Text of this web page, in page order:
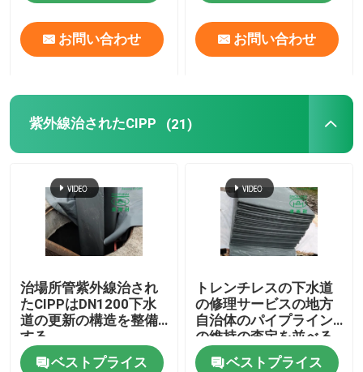
ウォーター ジェットのクリーニングのノズル
膨らませられるパイププラグ
排水ポンプ
お問い合わせ お問い合わせ
紫外線治されたCIPP (21)
治場所管紫外線治され
たCIPPはDN1200下水
道の更新の構造を整備
する
ベストプライス
トレンチレスの下水道
の修理サービスの地方
自治体のパイプライン
の維持の査定を並べる
紫外線管
ベストプライス